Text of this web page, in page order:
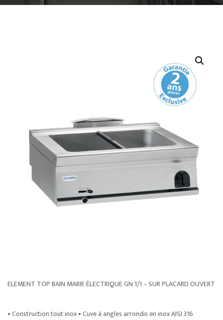
ELEMENT TOP BAIN MARIE ÉLECTRIQUE GN 1/1 – SUR PLACARD OUVERT
• Construction tout inox • Cuve à angles arrondis en inox AISI 316